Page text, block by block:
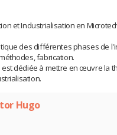
et Industrialisation en
des différentes phases de
fabrication.
est dédiée à mettre en œuvre la
Hugo